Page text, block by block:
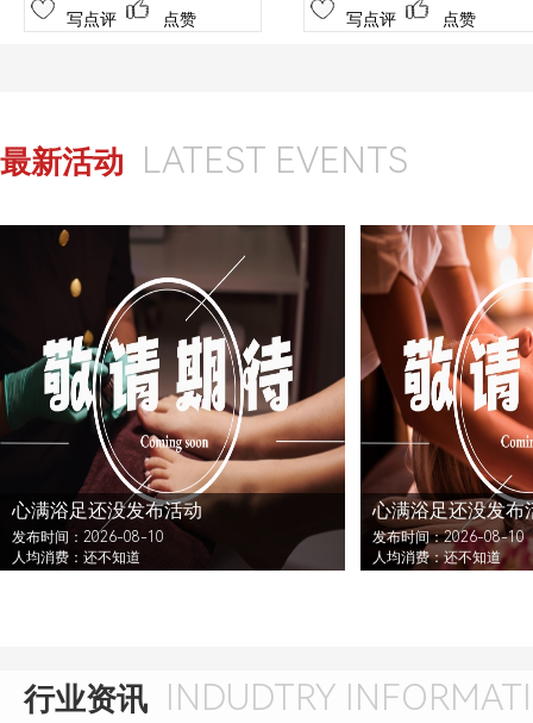
写点评 点赞 写点评 点赞
最新活动 LATEST EVENTS
心满浴足还没发布活动
发布时间：2026-08-10
人均消费：还不知道
心满浴足还没发布
发布时间：2026-08-10
人均消费：还不知道
行业资讯 INDUDTRY